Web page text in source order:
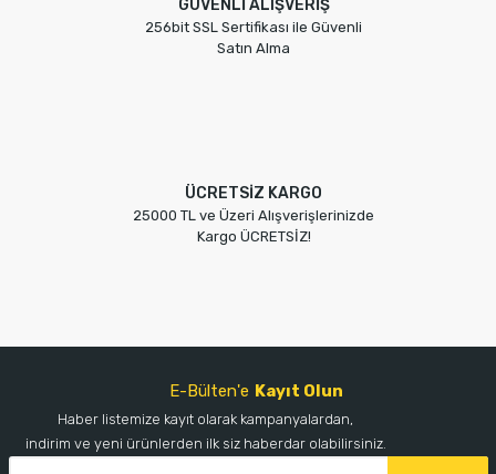
GÜVENLİ ALIŞVERİŞ
256bit SSL Sertifikası ile Güvenli
Satın Alma
ÜCRETSİZ KARGO
25000 TL ve Üzeri Alışverişlerinizde
Kargo ÜCRETSİZ!
E-Bülten'e Kayıt Olun
Haber listemize kayıt olarak kampanyalardan,
indirim ve yeni ürünlerden ilk siz haberdar olabilirsiniz.